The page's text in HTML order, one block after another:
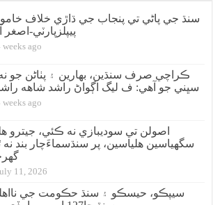
سنڌ جي پاڻي تي پنجاب جي ڌاڙي خلاف
پيپلزپارٽي-اصغر
weeks ago
ڪراچي صرف سنڌين، بهارين ۽ پٺاڻن جو نه
سڀني جو آهي: ف ليگ اڳواڻ راشد شاهه
weeks ago
سگهياسين هلياسين، پر سنڌسماءَچار بند نه
11, 2026
سيپڪو، حيسڪو ۽ سنڌ حڪومت جي